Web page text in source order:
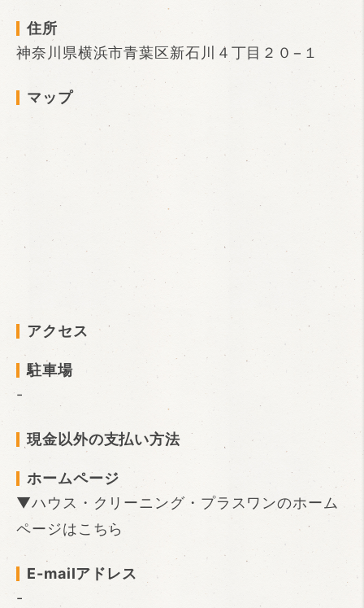
住所
神奈川県横浜市青葉区新石川４丁目２０−１
マップ
アクセス
駐車場
-
現金以外の支払い方法
ホームページ
▼ハウス・クリーニング・プラスワンのホーム
ページはこちら
E-mailアドレス
-